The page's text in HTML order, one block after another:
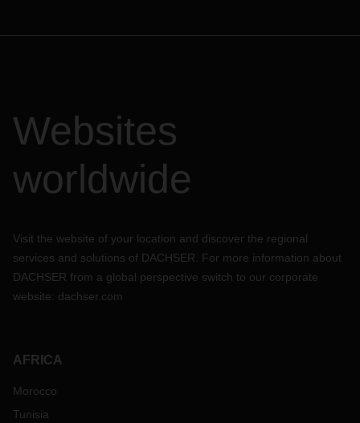
Websites
worldwide
Visit the website of your location and discover the regional
services and solutions of DACHSER. For more information about
DACHSER from a global perspective switch to our corporate
website: dachser.com
AFRICA
Morocco
Tunisia